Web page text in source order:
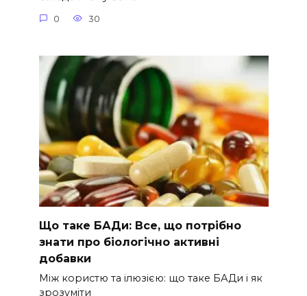
0 30
Що таке БАДи: Все, що потрібно
знати про біологічно активні
добавки
Між користю та ілюзією: що таке БАДи і як
зрозуміти